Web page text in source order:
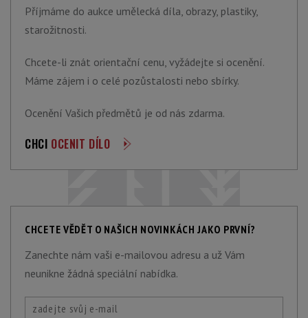
Příjmáme do aukce umělecká díla, obrazy, plastiky,
starožitnosti.
Chcete-li znát orientační cenu, vyžádejte si ocenění.
Máme zájem i o celé pozůstalosti nebo sbírky.
Ocenění Vašich předmětů je od nás zdarma.
CHCI OCENIT DÍLO
CHCETE VĚDĚT O NAŠICH NOVINKÁCH JAKO PRVNÍ?
Zanechte nám vaši e-mailovou adresu a už Vám
neunikne žádná speciální nabídka.